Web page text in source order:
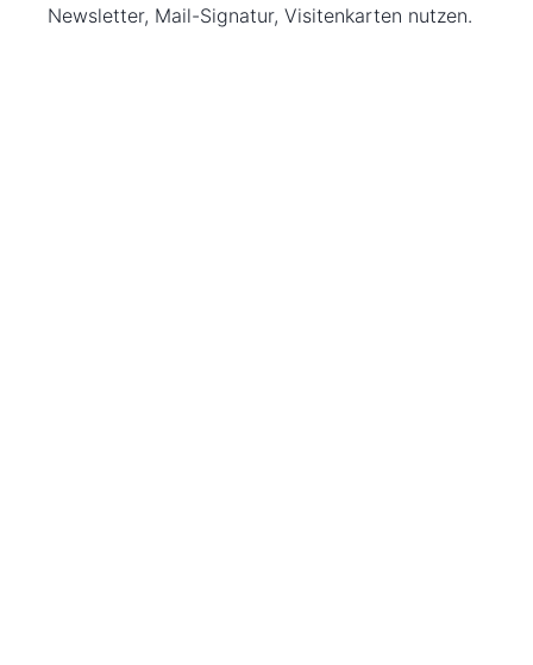
Newsletter, Mail-Signatur, Visitenkarten nutzen.